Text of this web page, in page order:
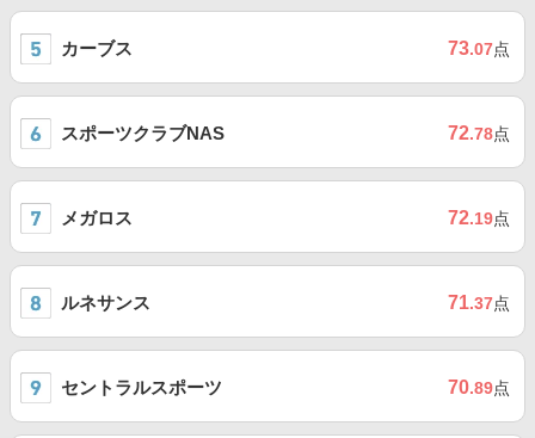
カーブス 73.07点
スポーツクラブNAS 72.78点
メガロス 72.19点
ルネサンス 71.37点
セントラルスポーツ 70.89点